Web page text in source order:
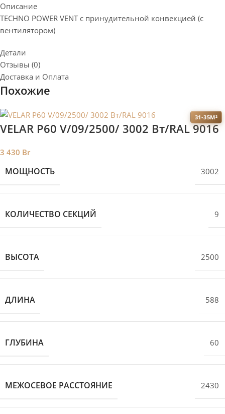
Описание
TECHNO POWER VENT с принудительной конвекцией (c
вентилятором)
Детали
Отзывы (0)
Доставка и Оплата
Похожие
31-35М²
VELAR P60 V/09/2500/ 3002 Bт/RAL 9016
3 430 Br
МОЩНОСТЬ 3002
КОЛИЧЕСТВО СЕКЦИЙ 9
ВЫСОТА 2500
ДЛИНА 588
ГЛУБИНА 60
МЕЖОСЕВОЕ РАССТОЯНИЕ 2430